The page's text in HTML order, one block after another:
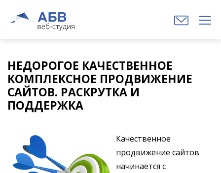
НЕДОРОГОЕ КАЧЕСТВЕННОЕ
КОМПЛЕКСНОЕ ПРОДВИЖЕНИЕ
САЙТОВ. РАСКРУТКА И
ПОДДЕРЖКА
Качественное
продвижение сайтов
начинается с